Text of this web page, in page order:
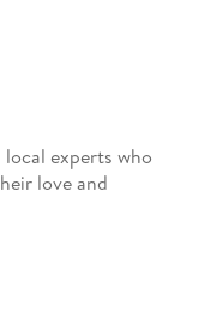
local experts who
love and